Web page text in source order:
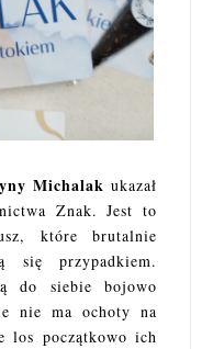
Michalak ukazał
Znak. Jest to
które brutalnie
się przypadkiem.
do siebie bojowo
nie ma ochoty na
los początkowo ich